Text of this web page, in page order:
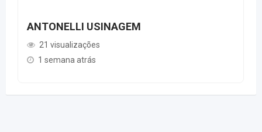
ANTONELLI USINAGEM
21 visualizações
1 semana atrás